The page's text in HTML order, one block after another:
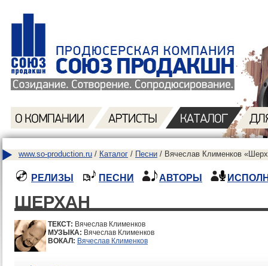
www.so-production.ru / Каталог / Песни / Вячеслав Клименков
РЕЛИЗЫ ПЕСНИ АВТОРЫ
ШЕРХАН
ТЕКСТ: Вячеслав Клименков
МУЗЫКА: Вячеслав Клименков
ВОКАЛ: Вячеслав Клименков